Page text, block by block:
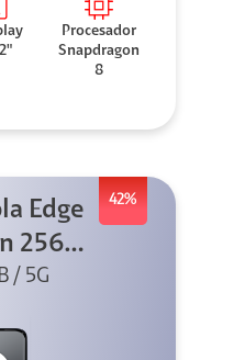
Procesador
Snapdragon
8
42%
Edge
256GB
/ 5G